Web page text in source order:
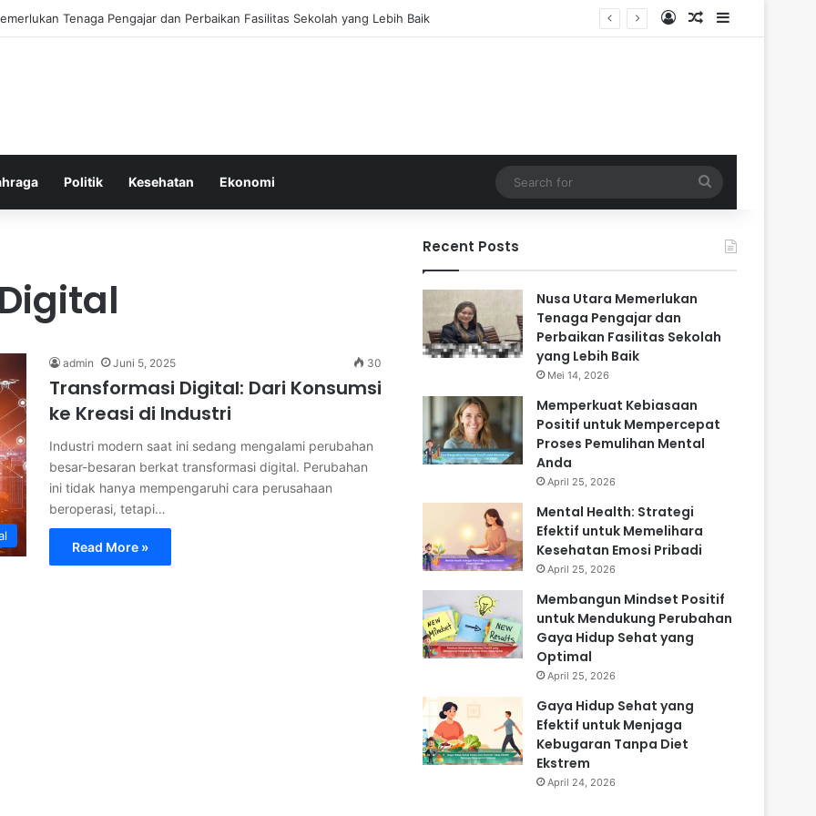
Positif untuk Mempercepat Proses Pemulihan Mental Anda Log InRandom Article
Sidebar
Politik Kesehatan Ekonomi
for
admin Juni 5, 2025 30
Transformasi Digital: Dari Konsumsi
ke Kreasi di Industri
Industri modern saat ini sedang mengalami perubahan
besar-besaran berkat transformasi digital. Perubahan
ini tidak hanya mempengaruhi cara perusahaan
beroperasi, tetapi…
Read More »
Recent Posts
Nusa Utara Memerlukan
Tenaga Pengajar dan
Perbaikan Fasilitas Sekolah
yang Lebih Baik
Mei 14, 2026
Memperkuat Kebiasaan
Positif untuk Mempercepat
Proses Pemulihan Mental
Anda
April 25, 2026
Mental Health: Strategi
Efektif untuk Memelihara
Kesehatan Emosi Pribadi
April 25, 2026
Membangun Mindset Positif
untuk Mendukung Perubahan
Gaya Hidup Sehat yang
Optimal
April 25, 2026
Gaya Hidup Sehat yang
Efektif untuk Menjaga
Kebugaran Tanpa Diet
Ekstrem
April 24, 2026